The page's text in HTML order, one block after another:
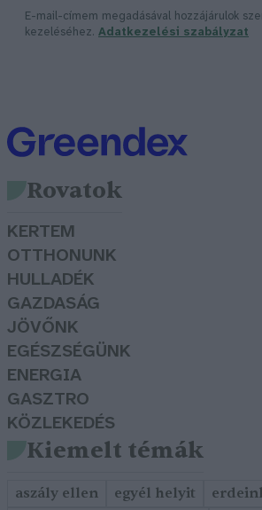
E-mail-címem megadásával hozzájárulok
kezeléséhez. Adatkezelési szabályzat
Rovatok
KERTEM
OTTHONUNK
HULLADÉK
GAZDASÁG
JÖVŐNK
EGÉSZSÉGÜNK
ENERGIA
GASZTRO
KÖZLEKEDÉS
Kiemelt témák
aszály ellen egyél helyit